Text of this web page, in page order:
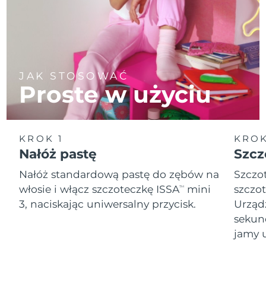
JAK STOSOWAĆ
Proste w użyciu
KROK 1
Nałóż pastę
Nałóż standardową pastę do zębów na
włosie i włącz szczoteczkę ISSATM
mini
3, naciskając uniwersalny przycisk.
jamy